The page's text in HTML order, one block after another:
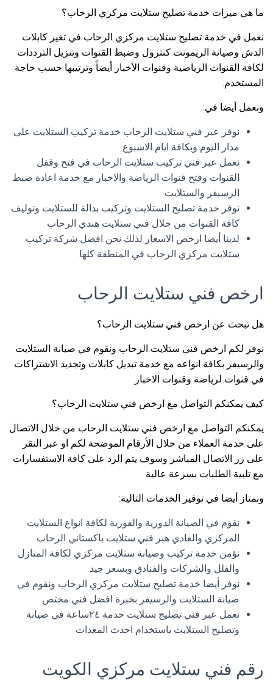
ما هي ميزات خدمة تصليح ستلايت مركزي الرحاب؟
نعمل في خدمة تصليح ستلايت مركزي الرحاب في تغير كابلات
الدش وصيانة الريمونت كنترول وضبط القنوات وتنزيل الترددات
لكافة القنوات الرياضية وقنوات الأخبار أيضاً وترتيبها حسب حاجة
المستخدم.
ونعمل أيضا في:
نوفر عبر فني ستلايت الرحاب خدمة تركيب الستلايت على
مدار اليوم وبكافة ايام الاسبوع
نعمل عبر فني تركيب ستلايت الرحاب في فتح وقفل
القنوات وفتح قنوات الرياضة والاخبار مع خدمة اعادة ضبط
الرسيفر والستلايت
نوفر خدمة تصليح الستلايت وتركيب بدالة للستلايت وتوليف
كافة القنوات من خلال فني ستلايت هندي الرحاب
لدينا أيضا ارخص الاسعار لذلك نحن افضل شركة تركيب
ستلايت مركزي الرحاب في المنطقة كلها.
ارخص فني ستلايت الرحاب
هل تبحث عن ارخص فني ستلايت الرحاب؟
نوفر لكم ارخص فني ستلايت الرحاب ونقوم في صيانة الستلايت
والرسيفر بكافة انواعه مع خدمة تبديل كابلات وتجديد الاشتراكات
في قنوات لرياضة وقنوات الاخبار
كيف يمكنكم التواصل مع ارخص فني ستلايت الرحاب؟
يمكنكم التواصل مع ارخص فني ستلايت الرحاب من خلال الاتصال
على خدمة العملاء من خلال الأرقام الموضحة لكم او عبر النقر
على زر الاتصال المباشر وسوف يتم الرد على كافة الاستفسارات
مع تلبية الطلبات بسرعة عالية
ونمتاز أيضا في توفير الخدمات التالية:
نقوم في الصيانة الدورية والفورية لكافة انواع الستلايت
المركزي والعادي هبر فني ستلايت باكستاني الرحاب
نؤمن خدمة تركيب وصيانة ستلايت مركزي لكافة المنازل
والفلل والشركات والفنادق وبسعر جيد
نوفر أيضا خدمة تصليح ستلايت مركزي الرحاب ونقوم في
صيانة الستلايت والرسيفر بخبرة افضل فني مختص
نعمل عبر فني تصليح ستلايت خدمة ٢٤ساعة في صيانة
وتصليح الستلايت باستخدام احدث المعدات
رقم فني ستلايت مركزي الكويت